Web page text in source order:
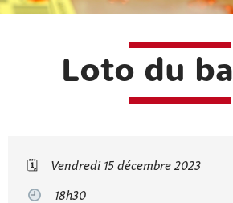
Loto du
🗓
Vendredi 15 décembre 2023
18h30